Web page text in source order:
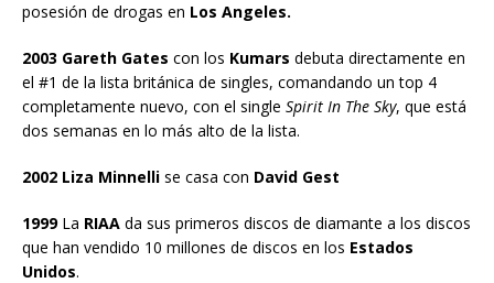
posesión de drogas en Los Angeles.
2003 Gareth Gates con los Kumars debuta directamente en
el #1 de la lista británica de singles, comandando un top 4
completamente nuevo, con el single Spirit In The Sky, que está
dos semanas en lo más alto de la lista.
2002 Liza Minnelli se casa con David Gest
1999La RIAA da sus primeros discos de diamante a los discos
que han vendido 10 millones de discos en los Estados
Unidos.